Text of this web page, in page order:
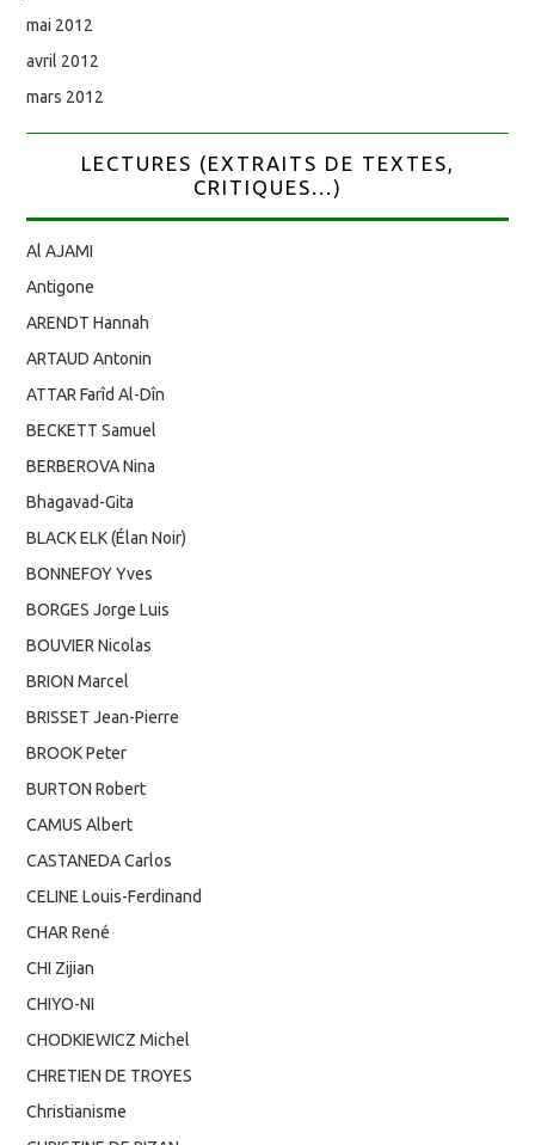
mai 2012
avril 2012
mars 2012
LECTURES (EXTRAITS DE TEXTES,
CRITIQUES...)
Al AJAMI
Antigone
ARENDT Hannah
ARTAUD Antonin
ATTAR Farîd Al-Dîn
BECKETT Samuel
BERBEROVA Nina
Bhagavad-Gita
BLACK ELK (Élan Noir)
BONNEFOY Yves
BORGES Jorge Luis
BOUVIER Nicolas
BRION Marcel
BRISSET Jean-Pierre
BROOK Peter
BURTON Robert
CAMUS Albert
CASTANEDA Carlos
CELINE Louis-Ferdinand
CHAR René
CHI Zijian
CHIYO-NI
CHODKIEWICZ Michel
CHRETIEN DE TROYES
Christianisme